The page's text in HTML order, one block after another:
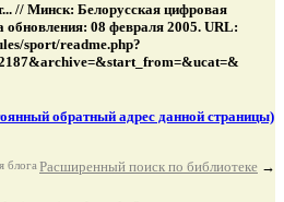
// Минск: Белорусская цифровая
08 февраля 2005. URL:
sport/readme.php?
обратный адрес данной страницы)
Расширенный поиск по библиотеке →
блога